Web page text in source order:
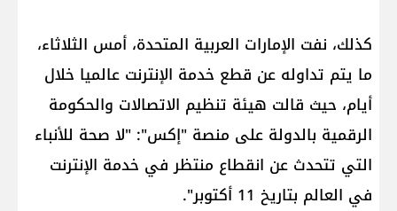
كذلك، نفت الإمارات العربية المتحدة، أمس الثلاثاء،
ما يتم تداوله عن قطع خدمة الإنترنت عالميا خلال
أيام، حيث قالت هيئة تنظيم الاتصالات والحكومة
الرقمية بالدولة على منصة "إكس": "لا صحة للأنباء
التي تتحدث عن انقطاع منتظر في خدمة الإنترنت
في العالم بتاريخ 11 أكتوبر".